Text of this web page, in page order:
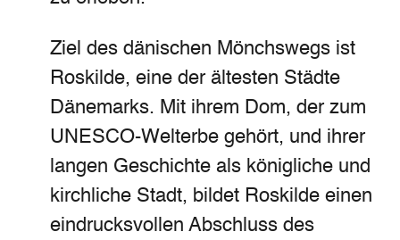
Ziel des dänischen Mönchswegs ist
Roskilde, eine der ältesten Städte
Dänemarks. Mit ihrem Dom, der zum
UNESCO-Welterbe gehört, und ihrer
langen Geschichte als königliche und
kirchliche Stadt, bildet Roskilde einen
eindrucksvollen Abschluss des